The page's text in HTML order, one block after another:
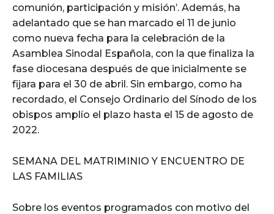
comunión, participación y misión’. Además, ha
adelantado que se han marcado el 11 de junio
como nueva fecha para la celebración de la
Asamblea Sinodal Española, con la que finaliza la
fase diocesana después de que inicialmente se
fijara para el 30 de abril. Sin embargo, como ha
recordado, el Consejo Ordinario del Sínodo de los
obispos amplío el plazo hasta el 15 de agosto de
2022.
SEMANA DEL MATRIMINIO Y ENCUENTRO DE
LAS FAMILIAS
Sobre los eventos programados con motivo del